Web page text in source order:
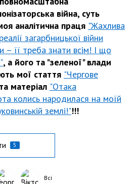
війна, суть
аналітична праця "Жахлива
загарбницької війни
– її треба знати всім! І що
, а його та "зеленої" влади
мої стаття "Чергове
та матеріал "Отака
колись народилася на моїй
землі!"!!!
5
Всі